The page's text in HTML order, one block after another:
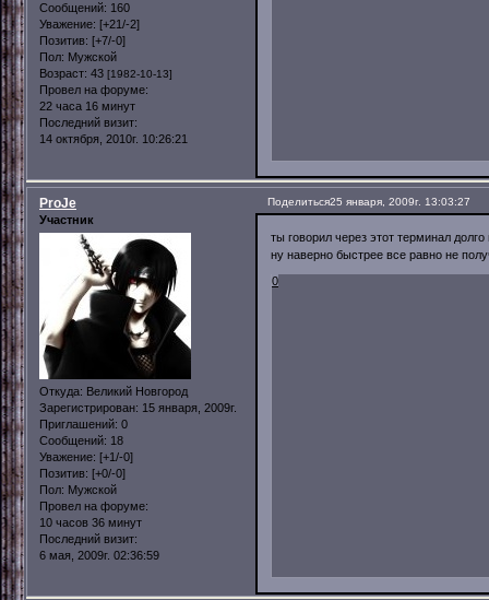
Сообщений: 160
Уважение: [+21/-2]
Позитив: [+7/-0]
Пол: Мужской
Возраст: 43 [1982-10-13]
Провел на форуме:
22 часа 16 минут
Последний визит:
14 октября, 2010г. 10:26:21
Поделиться25 января, 2009г. 13:03:27
ProJe
Участник
Откуда: Великий Новгород
Зарегистрирован: 15 января, 2009г.
Приглашений: 0
Сообщений: 18
Уважение: [+1/-0]
Позитив: [+0/-0]
Пол: Мужской
Провел на форуме:
10 часов 36 минут
Последний визит:
6 мая, 2009г. 02:36:59
ты говорил через этот терминал долго
ну наверно быстрее все равно не
0